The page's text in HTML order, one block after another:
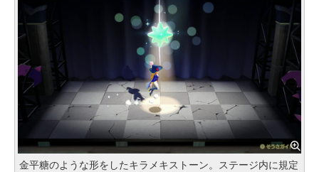
金平糖のような形をしたキラメキストーン。ステージ内に規定